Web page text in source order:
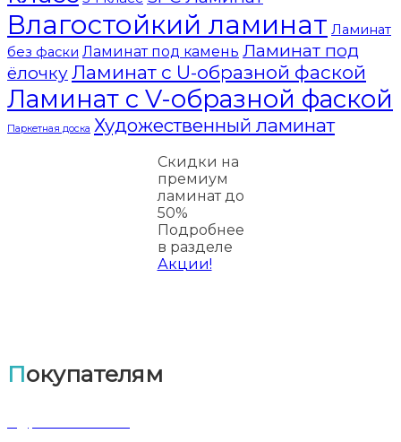
Влагостойкий ламинат Ламинат
без фаски Ламинат под камень Ламинат под
ёлочкуЛаминат с U-образной фаской
Ламинат с V-образной фаской
Паркетная доска Художественный ламинат
Скидки на
премиум
ламинат до
50%
Подробнее
в разделе
Акции!
Покупателям